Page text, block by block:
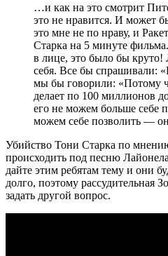
…и как на это смотрит
это не нравится. И может
это мне не по нраву, и
Старка на 5 минуте
в лице, это было бы
себя. Все бы спрашивали:
мы бы говорили: «Потому
делает по 100 миллионов
его не можем больше себе
можем себе позволить —
Убийство Тони Старка по
происходить под песню
дайте этим ребятам тему и они
долго, поэтому рассудительная
задать другой вопрос.